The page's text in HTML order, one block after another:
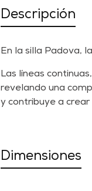
Descripción
En la silla Padova,
Las líneas
revelando una
y contribuye a
Dimensiones